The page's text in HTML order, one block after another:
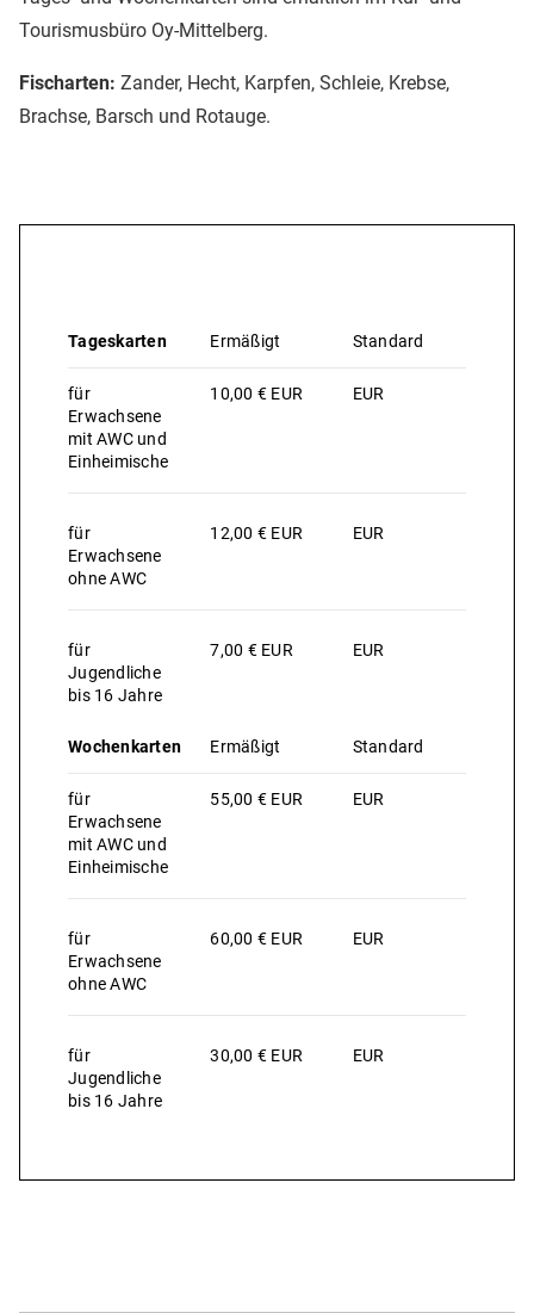
Tourismusbüro Oy-Mittelberg.
Fischarten: Zander, Hecht, Karpfen, Schleie, Krebse,
Brachse, Barsch und Rotauge.
Tageskarten Ermäßigt Standard
für
Erwachsene
mit AWC und
Einheimische
10,00 € EUR EUR
für
Erwachsene
ohne AWC
12,00 € EUR EUR
für
Jugendliche
bis 16 Jahre
7,00 € EUR EUR
Wochenkarten Ermäßigt Standard
für
Erwachsene
mit AWC und
Einheimische
55,00 € EUR EUR
für
Erwachsene
ohne AWC
60,00 € EUR EUR
für
Jugendliche
bis 16 Jahre
30,00 € EUR EUR